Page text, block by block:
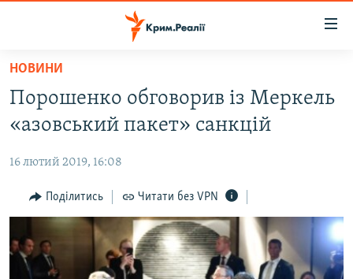
Перейти
основного
матеріалу
до
навігації
Перейти
до
пошуку
ВОДА.КРИМ
ПОЛІТИКА
БЛОГИ
ПОГЛЯД
ІНТЕРВ'Ю
НОВИНИ
Порошенко обговорив із Меркель
«азовський пакет» санкцій
16 лютий 2019, 16:08
Поділитись Читати без VPN